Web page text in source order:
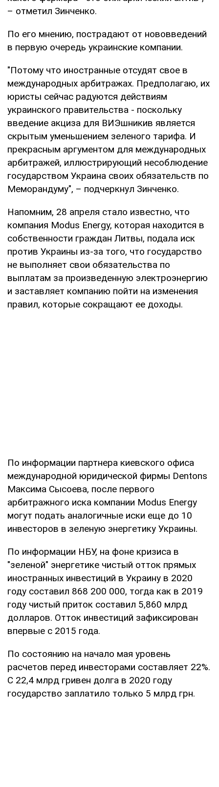
– отметил Зинченко.
По его мнению, пострадают от нововведений
в первую очередь украинские компании.
"Потому что иностранные отсудят свое в
международных арбитражах. Предполагаю, их
юристы сейчас радуются действиям
украинского правительства - поскольку
введение акциза для ВИЭшникив является
скрытым уменьшением зеленого тарифа. И
прекрасным аргументом для международных
арбитражей, иллюстрирующий несоблюдение
государством Украина своих обязательств по
Меморандуму", – подчеркнул Зинченко.
Напомним, 28 апреля стало известно, что
компания Modus Energy, которая находится в
собственности граждан Литвы, подала иск
против Украины из-за того, что государство
не выполняет свои обязательства по
выплатам за произведенную электроэнергию
и заставляет компанию пойти на изменения
правил, которые сокращают ее доходы.
По информации партнера киевского офиса
международной юридической фирмы Dentons
Максима Сысоева, после первого
арбитражного иска компании Modus Energy
могут подать аналогичные иски еще до 10
инвесторов в зеленую энергетику Украины.
По информации НБУ, на фоне кризиса в
"зеленой" энергетике чистый отток прямых
иностранных инвестиций в Украину в 2020
году составил 868 200 000, тогда как в 2019
году чистый приток составил 5,860 млрд
долларов. Отток инвестиций зафиксирован
впервые с 2015 года.
По состоянию на начало мая уровень
расчетов перед инвесторами составляет 22%.
С 22,4 млрд гривен долга в 2020 году
государство заплатило только 5 млрд грн.